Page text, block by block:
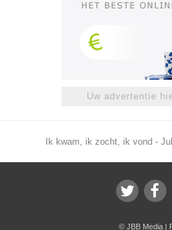
Uw advertentie
Ik kwam, ik zocht, ik vond -
© JBB Media|